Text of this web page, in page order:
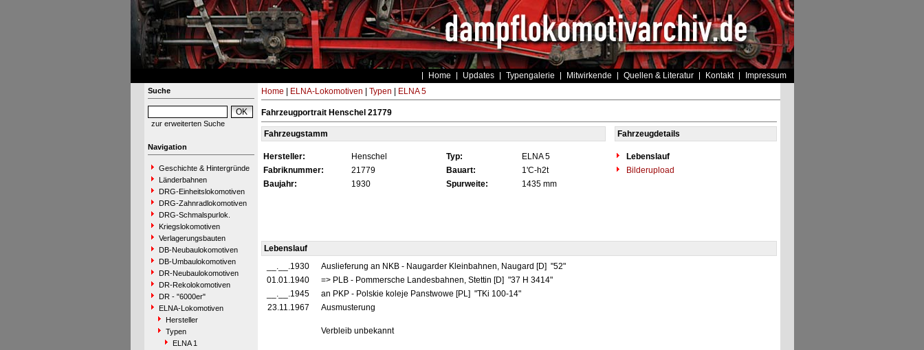
Home Updates Typengalerie Mitwirkende Quellen & Literatur Kontakt Impressum
Suche
zur erweiterten Suche
Navigation
Geschichte & Hintergründe
Länderbahnen
DRG-Einheitslokomotiven
DRG-Zahnradlokomotiven
DRG-Schmalspurlok.
Kriegslokomotiven
Verlagerungsbauten
DB-Neubaulokomotiven
DB-Umbaulokomotiven
DR-Neubaulokomotiven
DR-Rekolokomotiven
DR - "6000er"
ELNA-Lokomotiven
Hersteller
Typen
ELNA 1
Home ELNA-Lokomotiven Typen ELNA 5
Fahrzeugportrait Henschel 21779
Fahrzeugstamm Fahrzeugdetails
Hersteller: Henschel Typ: ELNA 5
Lebenslauf
Fabriknummer:
21779 Bauart: 1'C-h2t
Bilderupload
Baujahr:
1930 Spurweite: 1435 mm
Lebenslauf
__.__.1930
Auslieferung an NKB - Naugarder Kleinbahnen, Naugard [D] "52"
01.01.1940
=> PLB - Pommersche Landesbahnen, Stettin [D] "37 H 3414"
__.__.1945
an PKP - Polskie koleje Panstwowe [PL] "TKi 100-14"
23.11.1967
Ausmusterung
Verbleib unbekannt